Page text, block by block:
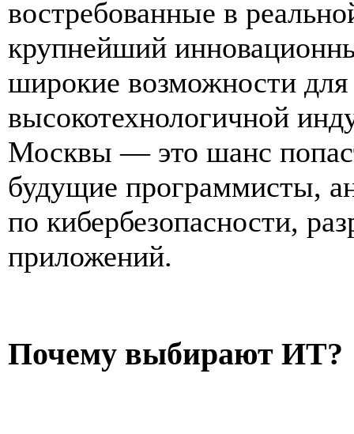
востребованные в
крупнейший
широкие возможности для
высокотехнологичной
Москвы — это шанс
будущие программисты,
по кибербезопасности,
приложений.
Почему выбирают ИТ?